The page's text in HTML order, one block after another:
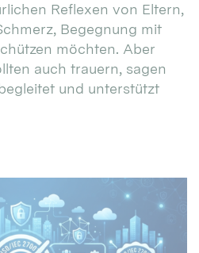
Reflexen von Eltern,
Begegnung mit
möchten. Aber
auch trauern, sagen
und unterstützt